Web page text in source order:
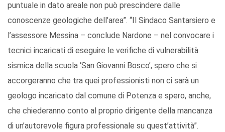
puntuale in dato areale non può prescindere dalle
conoscenze geologiche dell’area”. “Il Sindaco Santarsiero e
l’assessore Messina – conclude Nardone – nel convocare i
tecnici incaricati di eseguire le verifiche di vulnerabilità
sismica della scuola ‘San Giovanni Bosco’, spero che si
accorgeranno che tra quei professionisti non ci sarà un
geologo incaricato dal comune di Potenza e spero, anche,
che chiederanno conto al proprio dirigente della mancanza
di un’autorevole figura professionale su quest’attività”.